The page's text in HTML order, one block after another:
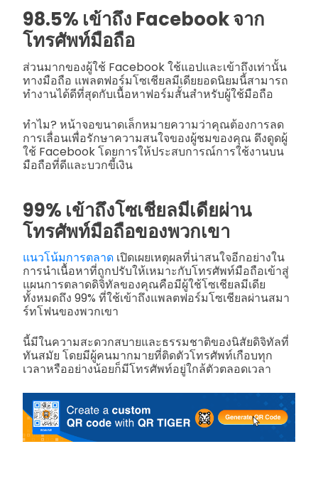
98.5% เข้าถึง Facebook จาก
โทรศัพท์มือถือ
ส่วนมากของผู้ใช้ Facebook ใช้แอปและเข้าถึงเท่านั้น
ทางมือถือ แพลตฟอร์มโซเชียลมีเดียยอดนิยมนี้สามารถ
ทำงานได้ดีที่สุดกับเนื้อหาฟอร์มสั้นสำหรับผู้ใช้มือถือ
ทำไม? หน้าจอขนาดเล็กหมายความว่าคุณต้องการลด
การเลื่อนเพื่อรักษาความสนใจของผู้ชมของคุณ ดึงดูดผู้
ใช้ Facebook โดยการให้ประสบการณ์การใช้งานบน
มือถือที่ดีและบวกขี้เงิน
99% เข้าถึงโซเชียลมีเดียผ่าน
โทรศัพท์มือถือของพวกเขา
แนวโน้มการตลาด เปิดเผยเหตุผลที่น่าสนใจอีกอย่างใน
การนำเนื้อหาที่ถูกปรับให้เหมาะกับโทรศัพท์มือถือเข้าสู่
แผนการตลาดดิจิทัลของคุณคือมีผู้ใช้โซเชียลมีเดีย
ทั้งหมดถึง 99% ที่ใช้เข้าถึงแพลตฟอร์มโซเชียลผ่านสมา
ร์ทโฟนของพวกเขา
นี้มีในความสะดวกสบายและธรรมชาติของนิสัยดิจิทัลที่
ทันสมัย โดยมีผู้คนมากมายที่ติดตัวโทรศัพท์เกือบทุก
เวลาหรืออย่างน้อยก็มีโทรศัพท์อยู่ใกล้ตัวตลอดเวลา